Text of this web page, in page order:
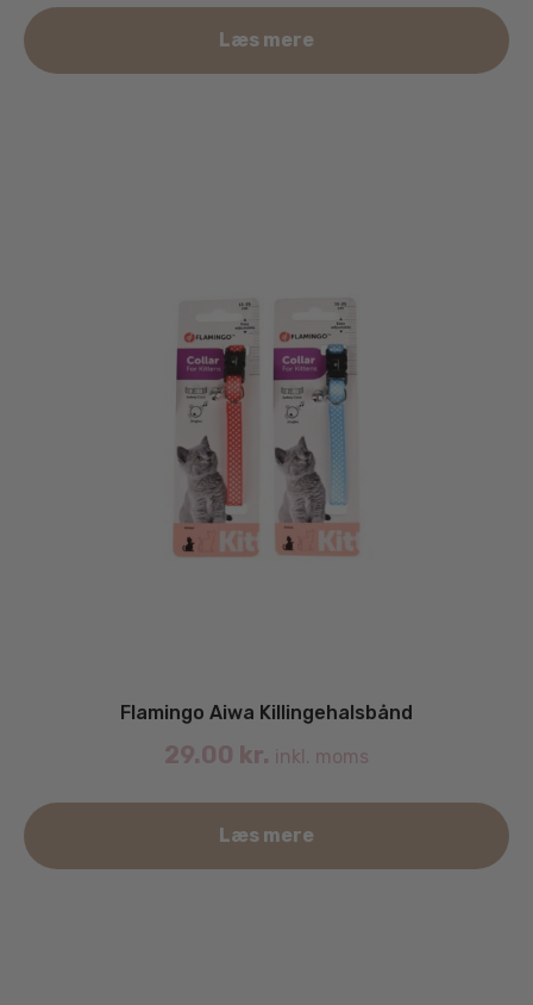
Læs mere
Flamingo Aiwa Killingehalsbånd
29.00 kr. inkl. moms
Læs mere